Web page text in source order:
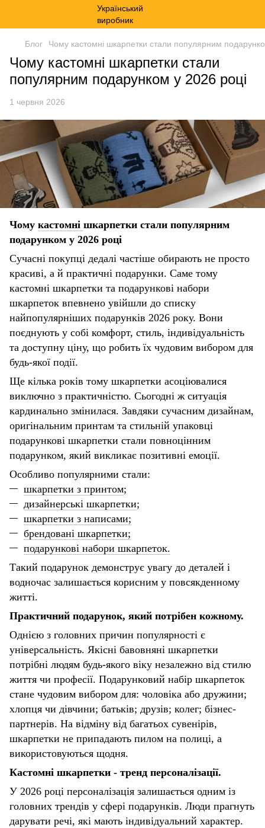
Блог Чому кастомні шкарпетки стали популярним
Чому кастомні шкарпетки стали
популярним подарунком у 2026 році
1 червня 2026
Чому кастомні шкарпетки стали популярним
подарунком у 2026 році
Сучасні покупці дедалі частіше обирають не просто
красиві, а й практичні подарунки. Саме тому
кастомні шкарпетки та подарункові набори
шкарпеток впевнено увійшли до списку
найпопулярніших подарунків 2026 року. Вони
поєднують у собі комфорт, стиль, індивідуальність
та доступну ціну, що робить їх чудовим вибором для
будь-якої події.
Ще кілька років тому шкарпетки асоціювалися
виключно з практичністю. Сьогодні ж ситуація
кардинально змінилася. Завдяки сучасним дизайнам,
оригінальним принтам та стильній упаковці
подарункові шкарпетки стали повноцінним
подарунком, який викликає позитивні емоції.
Особливо популярними стали:
шкарпетки з принтом;
дизайнерські шкарпетки;
шкарпетки з написами;
брендовані шкарпетки;
подарункові набори шкарпеток.
Такий подарунок демонструє увагу до деталей і
водночас залишається корисним у повсякденному
житті.
Практичний подарунок, який потрібен кожному.
Однією з головних причин популярності є
універсальність. Якісні бавовняні шкарпетки
потрібні людям будь-якого віку незалежно від стилю
життя чи професії. Подарунковий набір шкарпеток
стане чудовим вибором для: чоловіка або дружини;
хлопця чи дівчини; батьків; друзів; колег; бізнес-
партнерів. На відміну від багатьох сувенірів,
шкарпетки не припадають пилом на полиці, а
використовуються щодня.
Кастомні шкарпетки - тренд персоналізації.
У 2026 році персоналізація залишається одним із
головних трендів у сфері подарунків. Люди прагнуть
дарувати речі, які мають індивідуальний характер.